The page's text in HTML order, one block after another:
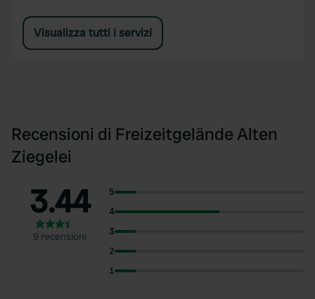
Visualizza tutti i servizi
Recensioni di Freizeitgelände Alten
Ziegelei
3.44
9 recensioni
5
4
3
2
1